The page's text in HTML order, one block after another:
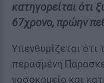
κατηγορείται ότι
67χρονο, πρώην
Υπενθυμίζεται ότι
περασμένη
νοσοκομείο και